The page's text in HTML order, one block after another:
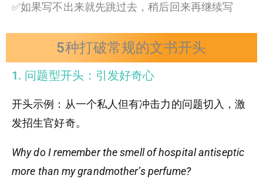
✅如果写不出来就先跳过去，稍后回来再继续写
5种打破常规的文书开头
1. 问题型开头：引发好奇心
开头示例：从一个私人但有冲击力的问题切入，激
发招生官好奇。
Why do I remember the smell of hospital antiseptic
more than my grandmother’s perfume?